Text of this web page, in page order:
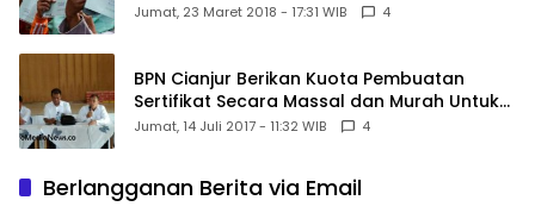
Jumat, 23 Maret 2018 - 17:31 WIB 4
BPN Cianjur Berikan Kuota Pembuatan
Sertifikat Secara Massal dan Murah Untuk
Desa Babakansari
Jumat, 14 Juli 2017 - 11:32 WIB 4
Berlangganan Berita via Email